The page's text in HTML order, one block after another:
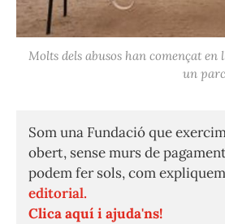
Molts dels abusos han començat
un
Som una Fundació que
obert, sense murs de
podem fer sols, com
editorial.
Clica aquí i ajuda'ns!